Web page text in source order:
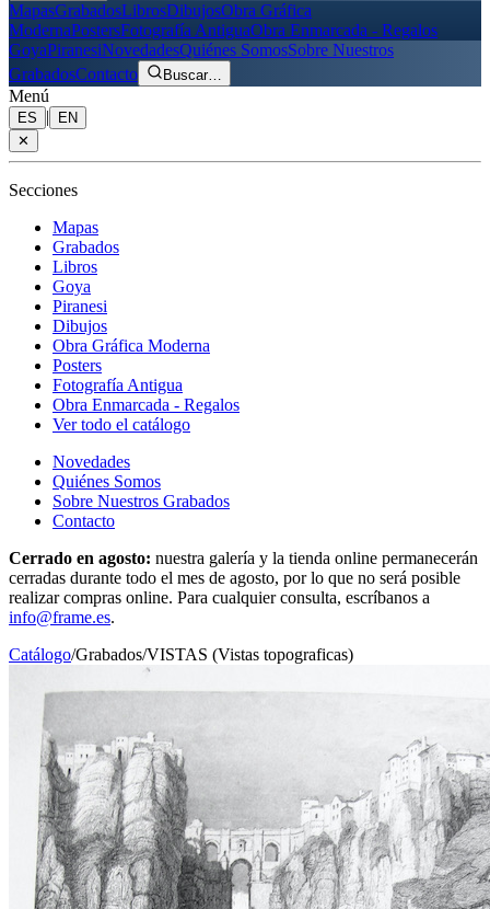
MapasGrabadosLibrosDibujosObra Gráfica
ModernaPostersFotografía AntiguaObra Enmarcada - Regalos
GoyaPiranesiNovedadesQuiénes SomosSobre Nuestros
GrabadosContacto Buscar…
Menú
ES |
EN
✕
Secciones
Mapas
Grabados
Libros
Goya
Piranesi
Dibujos
Obra Gráfica Moderna
Posters
Fotografía Antigua
Obra Enmarcada - Regalos
Ver todo el catálogo
Novedades
Quiénes Somos
Sobre Nuestros Grabados
Contacto
Cerrado en agosto: nuestra galería y la tienda online permanecerán
cerradas durante todo el mes de agosto, por lo que no será posible
realizar compras online. Para cualquier consulta, escríbanos a
info@frame.es.
Catálogo/Grabados/VISTAS (Vistas topograficas)